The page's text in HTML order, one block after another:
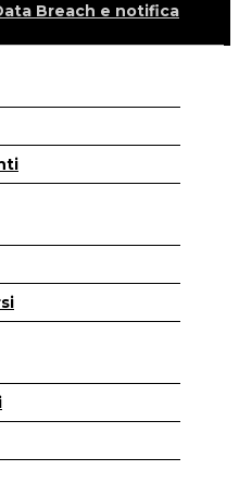
Breach e notifica